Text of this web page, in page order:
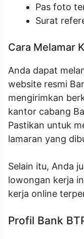
Pas foto
Surat
Cara Melamar
Anda dapat
website resmi
mengirimkan
kantor cabang
Pastikan untuk
lamaran yang
Selain itu, Anda
lowongan kerja
kerja online
Profil Bank